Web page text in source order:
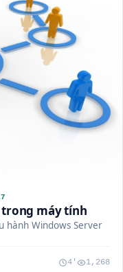
máy tính
hành Windows Server
4' 1,268